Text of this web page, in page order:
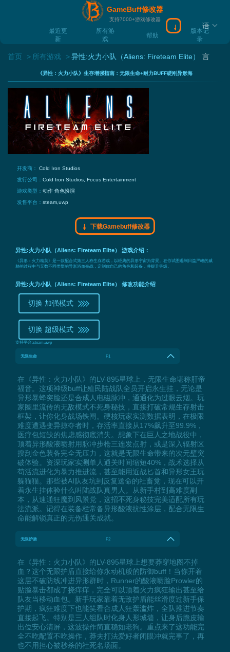
GameBuff修改器
支持7000+游戏修改器
最近更
新
所有游
戏
帮助
版本记
录
下载Gamebuff
语
言
首页 所有游戏 异性:火力小队（Aliens: Fireteam Elite）
《异性：火力小队》生存增强指南：无限生命+耐力BUFF硬刚异形海
开发商： Cold Iron Studios
发行公司： Cold Iron Studios, Focus Entertainment
游戏类型： 动作角色扮演
发售平台： steam,uwp
下载Gamebuff修改器
异性:火力小队（Aliens: Fireteam Elite） 游戏介绍：
《异形：火力精英》是一款配合式第三人称生存游戏，以经典的异形宇宙为背景。在你试图遏制日益严峻的威
胁的过程中与无数不同类型的异形浴血奋战，定制你自己的角色和装备，并提升等级。
异性:火力小队（Aliens: Fireteam Elite） 修改功能介绍
切换 加强模式
切换 超级模式
支持平台:steam,uwp
无限生命 F1
在《异性：火力小队》的LV-895星球上，无限生命堪称肝帝
福音。这项神级buff让殖民陆战队全员开启永生挂，无论是
异形暴蜂突脸还是合成人电磁脉冲，通通化为过眼云烟。玩
家圈里流传的无敌模式不死身秘技，直接打破常规生存射击
框架，让你化身战场铁闸。硬核玩家实测数据表明，在极限
难度遭遇变异掠夺者时，存活率直接从17%飙升至99.9%，
医疗包短缺的焦虑感彻底消失。想象下在巨人之地战役中，
顶着异形酸液喷射用脉冲步枪三连发点射，或是深入辐射区
搜刮金色装备完全无压力，这就是无限生命带来的次元壁突
破体验。资深玩家实测单人通关时间缩短40%，战术选择从
苟活流进化为暴力推进流，甚至能用近战匕首和异形女王玩
躲猫猫。那些被AI队友坑到反复送命的社畜党，现在可以开
着永生挂体验什么叫陆战队真男人。从新手村到高难度副
本，从速通狂魔到风景党，这招不死身秘技完美适配所有玩
法流派。记得在装备栏常备异形酸液抗性涂层，配合无限生
命能解锁真正的无伤通关成就。
无限护盾 F2
在《异性：火力小队》的LV-895星球上想要莽穿地图不掉
血？这个无限护盾直接给你永动机般的防御buff！当你开着
这层不破防线冲进异形群时，Runner的酸液喷脸Prowler的
贴脸暴击都成了挠痒痒，完全可以顶着火力疯狂输出甚至给
队友当移动血包。新手玩家靠着无敌护盾能丝滑度过新手保
护期，疯狂难度下也能笑看合成人狂轰滥炸，全队推进节奏
直接起飞。特别是三人组队时化身人形城墙，让身后脆皮输
出位安心清屏，这波操作简直稳如老狗。重点来了这功能完
全不吃配置不吃操作，莽夫打法爱好者闭眼冲就完事了，再
也不用担心被秒杀的社死名场面。